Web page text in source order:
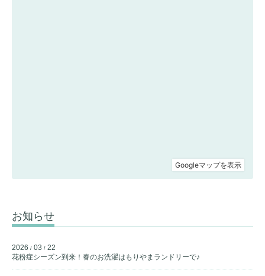
お知らせ
2026 / 03 / 22
花粉症シーズン到来！春のお洗濯はもりやまランドリーで♪